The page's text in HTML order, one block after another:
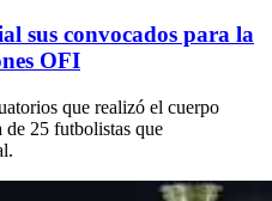
sus convocados para la
OFI
que realizó el cuerpo
25 futbolistas que